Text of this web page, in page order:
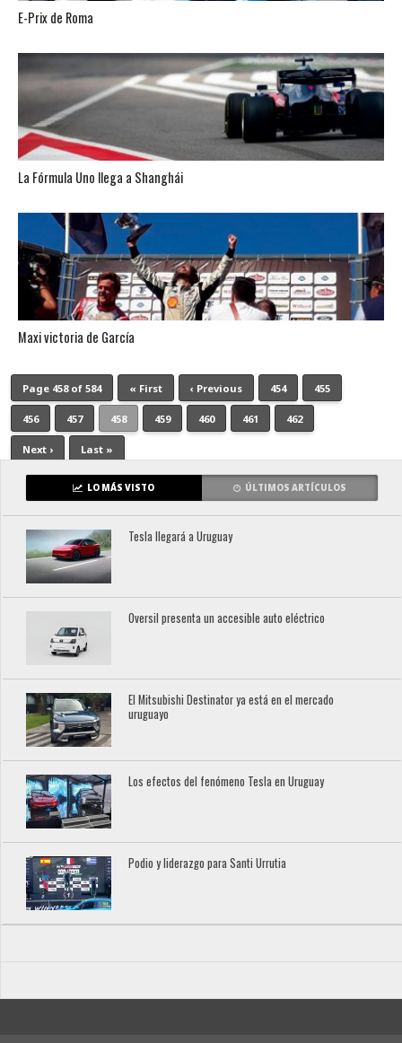
E-Prix de Roma
La Fórmula Uno llega a Shanghái
Maxi victoria de García
Page 458 of 584 « First ‹ Previous 454 455
456 457 458 459 460 461 462
Next › Last »
LO MÁS VISTO ÚLTIMOS ARTÍCULOS
Tesla llegará a Uruguay
Oversil presenta un accesible auto eléctrico
El Mitsubishi Destinator ya está en el mercado
uruguayo
Los efectos del fenómeno Tesla en Uruguay
Podio y liderazgo para Santi Urrutia